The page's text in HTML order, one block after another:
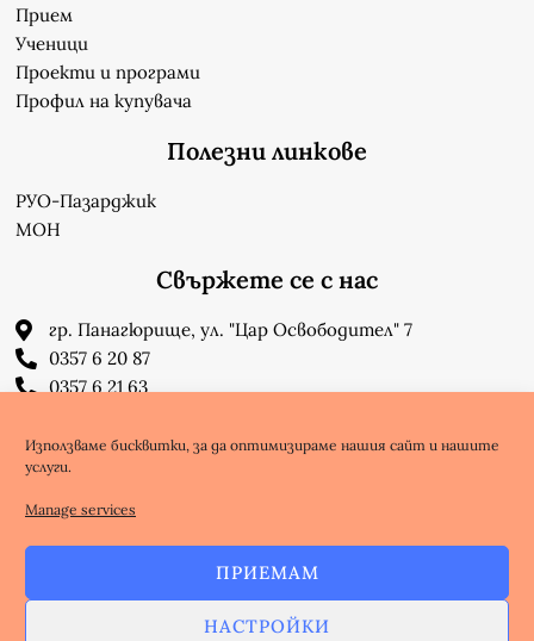
Използваме бисквитки, за да оптимизираме нашия сайт и нашите
услуги.
Manage services
ПРИЕМАМ
НАСТРОЙКИ
Прием
Ученици
Проекти и програми
Профил на купувача
Полезни линкове
РУО-Пазарджик
МОН
Свържете се с нас
гр. Панагюрище, ул. "Цар Освободител" 7
0357 6 20 87
0357 6 21 63
info-1302623@edu.mon.bg
Facebook
Youtube
Copyright @ nbnet.org